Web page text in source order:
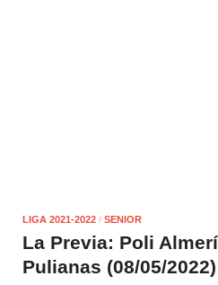
LIGA 2021-2022 / SENIOR
La Previa: Poli
Pulianas (08/05/2022)